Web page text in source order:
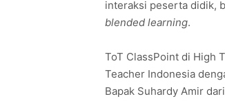
interaksi peserta didik,
blended learning.
ToT ClassPoint di High
Teacher Indonesia
Bapak Suhardy Amir